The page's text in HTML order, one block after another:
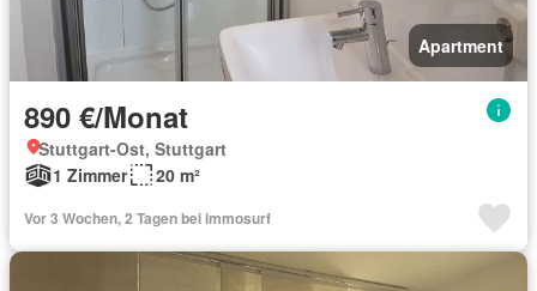
Apartment
890 €/Monat
Stuttgart-Ost, Stuttgart
1 Zimmer
20 m²
Vor 3 Wochen, 2 Tagen bei immosurf